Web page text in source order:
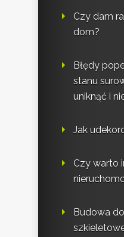
Czy dam
dom?
Błędy
stanu
uniknąć i
Jak
Czy warto
Budowa